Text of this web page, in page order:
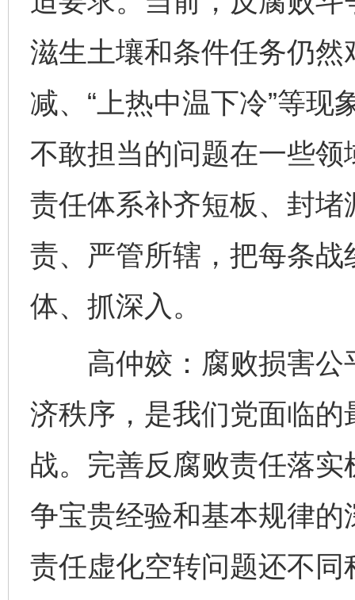
滋生土壤和条件任务仍
减、“上热中温下冷”等
不敢担当的问题在一些
责任体系补齐短板、封
责、严管所辖，把每条
体、抓深入。
高仲姣：腐败损害公
济秩序，是我们党面临
战。完善反腐败责任落
争宝贵经验和基本规律
责任虚化空转问题还不